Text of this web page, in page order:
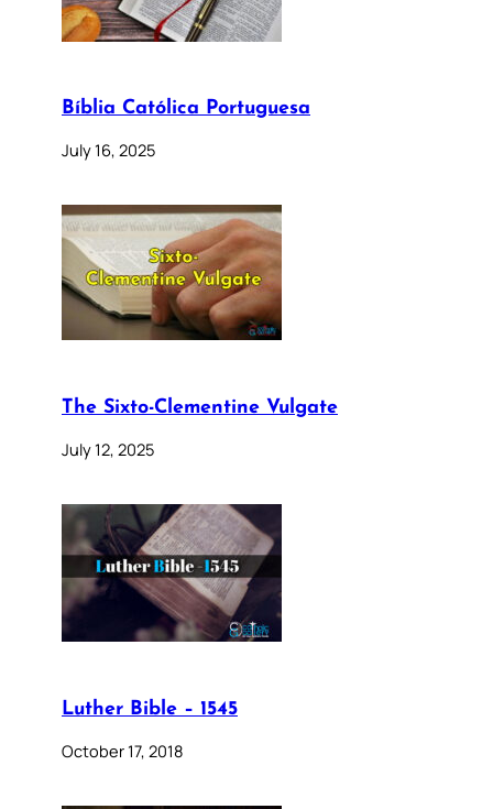
Bíblia Católica Portuguesa
July 16, 2025
The Sixto-Clementine Vulgate
July 12, 2025
Luther Bible – 1545
October 17, 2018